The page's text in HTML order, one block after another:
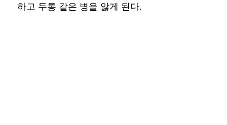
하고 두통 같은 병을 앓게 된다.